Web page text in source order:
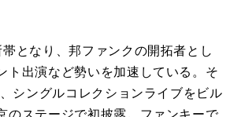
となり、邦ファンクの開拓者とし
ト出演など勢いを加速している。そ
シングルコレクションライブをビル
のステージで初披露。ファンキーで